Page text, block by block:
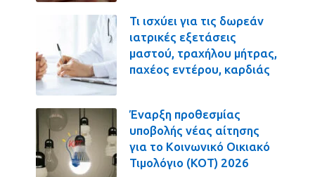
Τι ισχύει για τις δωρεάν
ιατρικές εξετάσεις
μαστού, τραχήλου μήτρας,
παχέος εντέρου, καρδιάς
Έναρξη προθεσμίας
υποβολής νέας αίτησης
για το Κοινωνικό Οικιακό
Τιμολόγιο (ΚΟΤ) 2026